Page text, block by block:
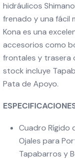
hidráulicos
frenado y una fácil
Kona es una
accesorios como
frontales y trasera
stock incluye
Pata de Apoyo.
Cuadro Rígido
Ojales para
Tapabarros y